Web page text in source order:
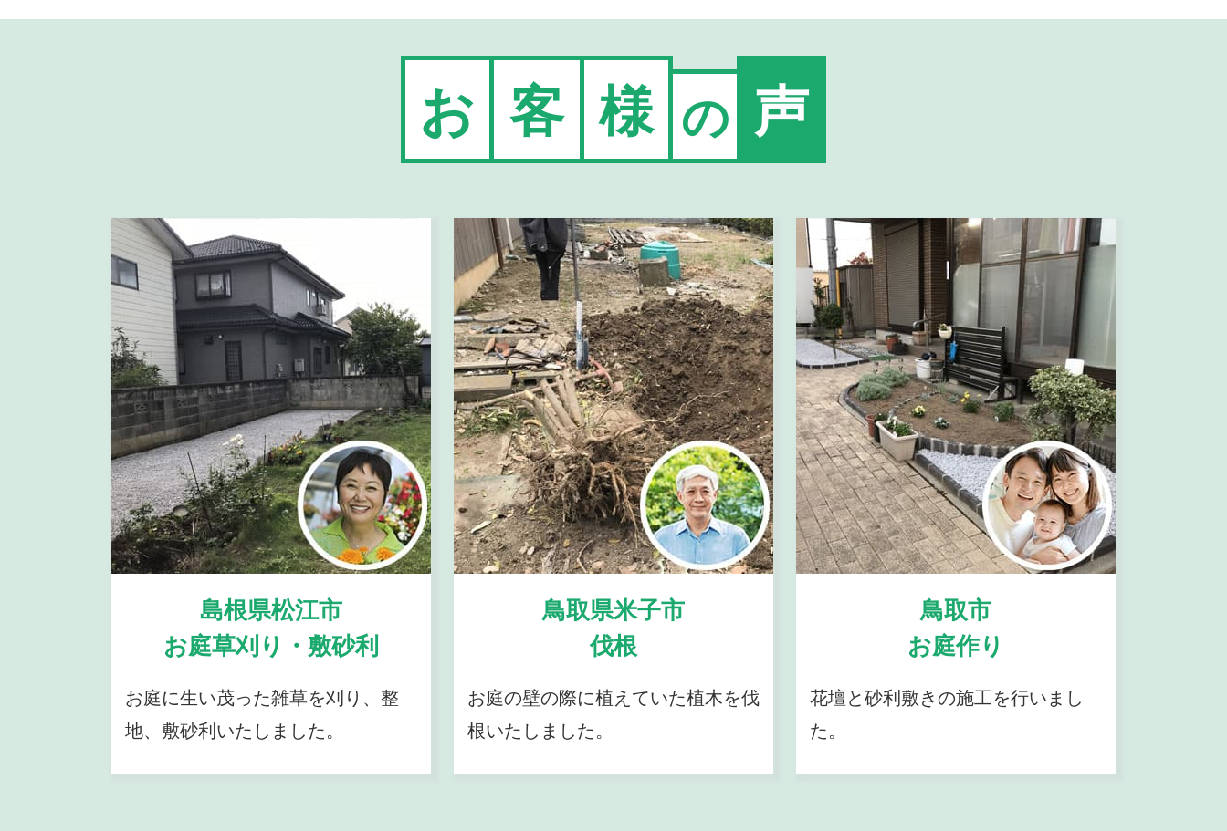
お 客 様 の 声
島根県松江市
お庭草刈り・敷砂利
お庭に生い茂った雑草を刈り、整
地、敷砂利いたしました。
鳥取県米子市
伐根
お庭の壁の際に植えていた植木を伐
根いたしました。
鳥取市
お庭作り
花壇と砂利敷きの施工を行いまし
た。